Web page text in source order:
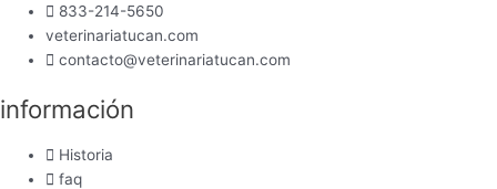
833-214-5650
veterinariatucan.com
contacto@veterinariatucan.com
información
Historia
faq